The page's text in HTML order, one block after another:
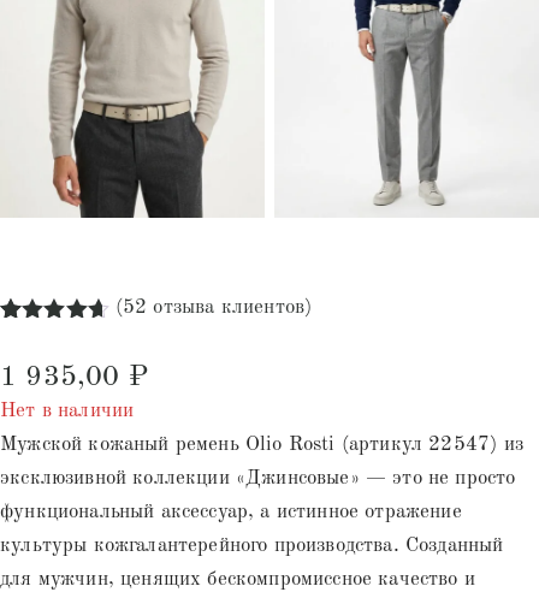
на основе
опроса
пользователей
(52 отзыва клиентов)
1 935,00 ₽
Нет в наличии
Мужской кожаный ремень Olio Rosti (артикул 22547) из
эксклюзивной коллекции «Джинсовые» — это не просто
функциональный аксессуар, а истинное отражение
культуры кожгалантерейного производства. Созданный
для мужчин, ценящих бескомпромиссное качество и